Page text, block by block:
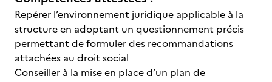
Repérer l’environnement juridique applicable à la
structure en adoptant un questionnement précis
permettant de formuler des recommandations
attachées au droit social
Conseiller à la mise en place d’un plan de